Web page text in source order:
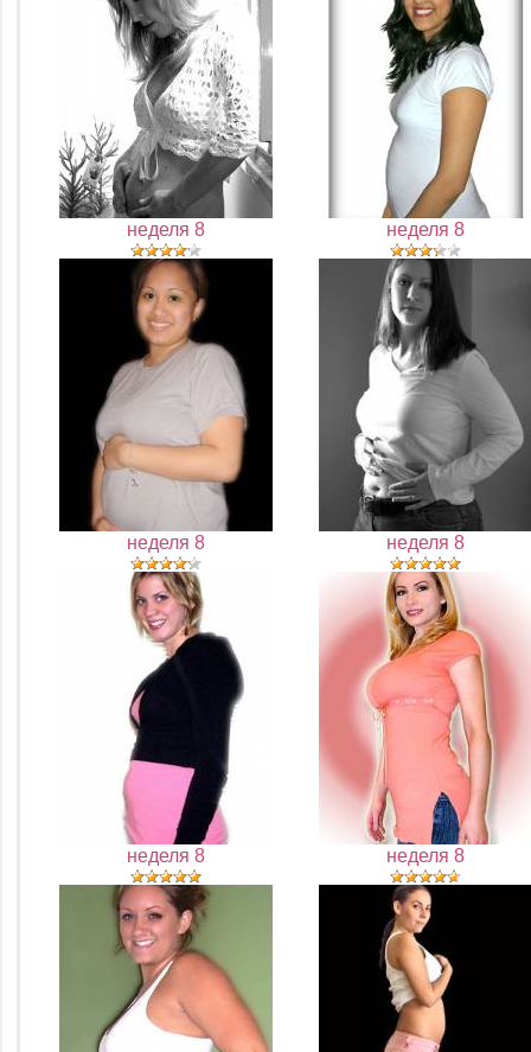
неделя 8 неделя 8
неделя 8 неделя 8
неделя 8 неделя 8